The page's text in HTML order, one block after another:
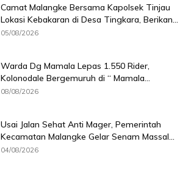
Camat Malangke Bersama Kapolsek Tinjau
Lokasi Kebakaran di Desa Tingkara, Berikan...
05/08/2026
Warda Dg Mamala Lepas 1.550 Rider,
Kolonodale Bergemuruh di “ Mamala...
08/08/2026
Usai Jalan Sehat Anti Mager, Pemerintah
Kecamatan Malangke Gelar Senam Massal...
04/08/2026